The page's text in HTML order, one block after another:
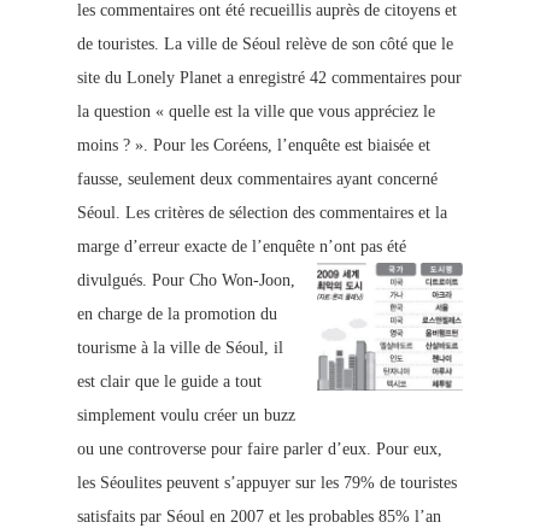
les commentaires ont été recueillis auprès de citoyens et
de touristes. La ville de Séoul relève de son côté que le
site du Lonely Planet a enregistré 42 commentaires pour
la question « quelle est la ville que vous appréciez le
moins ? ». Pour les Coréens, l’enquête est biaisée et
fausse, seulement deux commentaires ayant concerné
Séoul. Les critères de sélection des commentaires et la
marge d’erreur exacte de l’enquête n’ont pas été
divulgués. Pour Cho Won-Joon,
en charge de la promotion du
tourisme à la ville de Séoul, il
est clair que le guide a tout
simplement voulu créer un buzz
ou une controverse pour faire parler d’eux. Pour eux,
les Séoulites peuvent s’appuyer sur les 79% de touristes
satisfaits par Séoul en 2007 et les probables 85% l’an